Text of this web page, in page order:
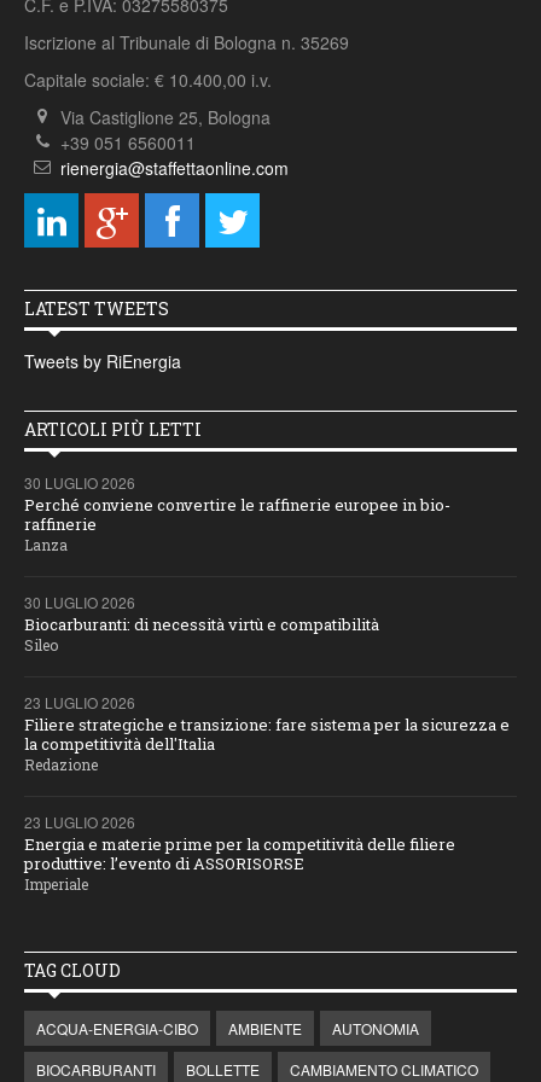
C.F. e P.IVA: 03275580375
Iscrizione al Tribunale di Bologna n. 35269
Capitale sociale: € 10.400,00 i.v.
Via Castiglione 25, Bologna
+39 051 6560011
rienergia@staffettaonline.com
LATEST TWEETS
Tweets by RiEnergia
ARTICOLI PIÙ LETTI
30 LUGLIO 2026
Perché conviene convertire le raffinerie europee in bio-
raffinerie
Lanza
30 LUGLIO 2026
Biocarburanti: di necessità virtù e compatibilità
Sileo
23 LUGLIO 2026
Filiere strategiche e transizione: fare sistema per la sicurezza e
la competitività dell'Italia
Redazione
23 LUGLIO 2026
Energia e materie prime per la competitività delle filiere
produttive: l’evento di ASSORISORSE
Imperiale
TAG CLOUD
ACQUA-ENERGIA-CIBO AMBIENTE
AUTONOMIA
BIOCARBURANTI
BOLLETTE CAMBIAMENTO CLIMATICO